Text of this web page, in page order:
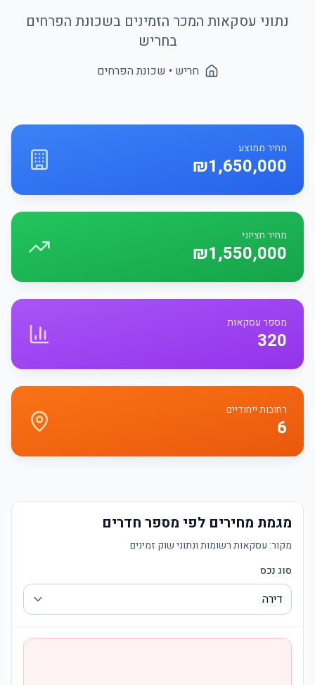
נתוני עסקאות המכר הזמינים בשכונת הפרחים
בחריש
חריש • שכונת הפרחים
מחיר ממוצע
₪1,650,000
מחיר חציוני
₪1,550,000
מספר עסקאות
320
רחובות ייחודיים
6
מגמת מחירים לפי מספר חדרים
מקור: עסקאות רשומות ונתוני שוק זמינים
סוג נכס